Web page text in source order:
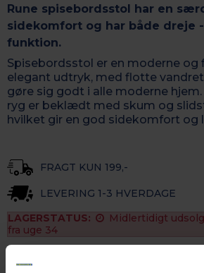
Rune spisebordsstol har en
sidekomfort og har både dreje
funktion.
Spisebordsstol er en moderne
elegant udtryk, med flotte
gøre sig godt i alle moderne
ryg er beklædt med skum og
hvilket gir en god sidekomfort og
FRAGT KUN 199,-
LEVERING 1-3 HVERDAGE
LAGERSTATUS:
Midlertidigt
fra uge 34